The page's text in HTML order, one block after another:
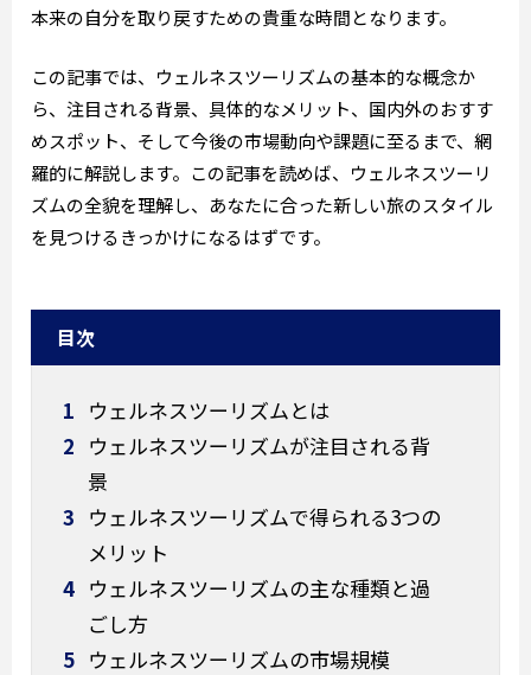
本来の自分を取り戻すための貴重な時間となります。
この記事では、ウェルネスツーリズムの基本的な概念か
ら、注目される背景、具体的なメリット、国内外のおすす
めスポット、そして今後の市場動向や課題に至るまで、網
羅的に解説します。この記事を読めば、ウェルネスツーリ
ズムの全貌を理解し、あなたに合った新しい旅のスタイル
を見つけるきっかけになるはずです。
目次
1 ウェルネスツーリズムとは
2 ウェルネスツーリズムが注目される背
景
3 ウェルネスツーリズムで得られる3つの
メリット
4 ウェルネスツーリズムの主な種類と過
ごし方
5 ウェルネスツーリズムの市場規模